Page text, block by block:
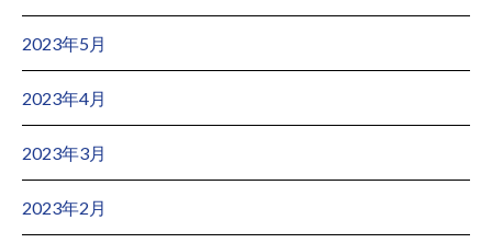
2023年5月
2023年4月
2023年3月
2023年2月